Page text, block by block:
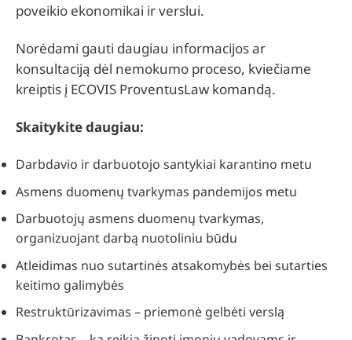
poveikio ekonomikai ir verslui.
Norėdami gauti daugiau informacijos ar
konsultaciją dėl nemokumo proceso, kviečiame
kreiptis į ECOVIS ProventusLaw komandą.
Skaitykite daugiau:
Darbdavio ir darbuotojo santykiai karantino metu
Asmens duomenų tvarkymas pandemijos metu
Darbuotojų asmens duomenų tvarkymas,
organizuojant darbą nuotoliniu būdu
Atleidimas nuo sutartinės atsakomybės bei sutarties
keitimo galimybės
Restruktūrizavimas – priemonė gelbėti verslą